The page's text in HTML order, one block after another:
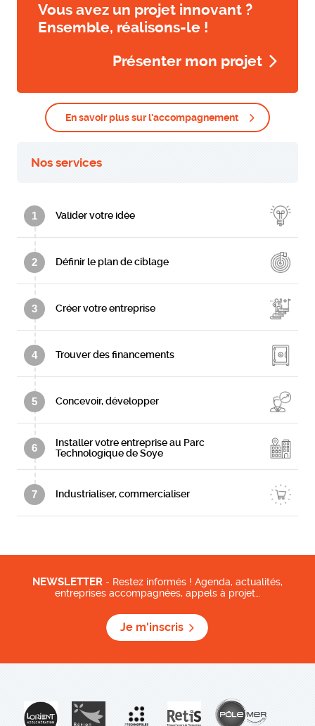
Vous avez un projet innovant ?
Ensemble, réalisons-le !
Présenter mon projet
En savoir plus sur l'accompagnement
Nos services
1 Valider votre idée
2 Définir le plan de ciblage
3 Créer votre entreprise
4 Trouver des financements
5 Concevoir, développer
6
Installer votre entreprise au Parc
Technologique de Soye
7 Industrialiser, commercialiser
NEWSLETTER - Restez informés ! Agenda, actualités,
entreprises accompagnées, appels à projet…
Je m'inscris